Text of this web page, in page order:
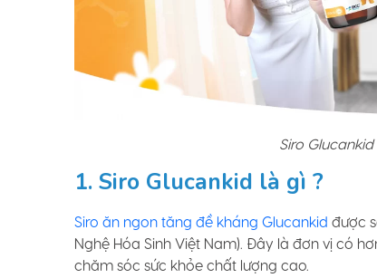
Siro
1. Siro Glucankid là gì ?
Siro ăn ngon tăng đề kháng Glucankid được
Nghệ Hóa Sinh Việt Nam). Đây là đơn vị có
chăm sóc sức khỏe chất lượng cao.